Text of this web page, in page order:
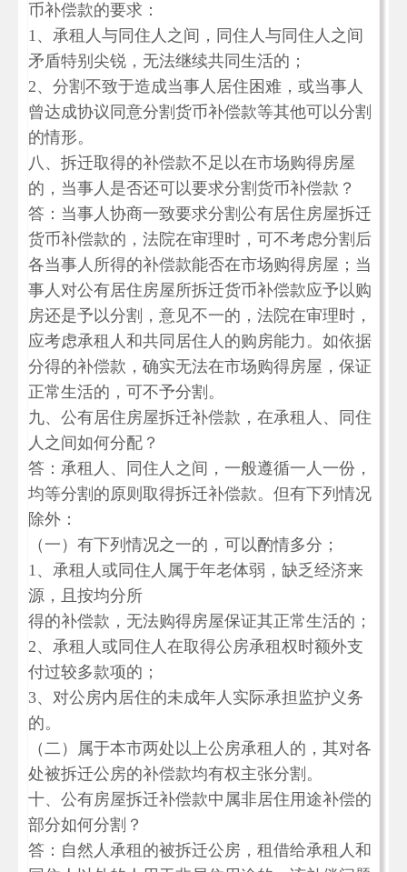
币补偿款的要求：
1、承租人与同住人之间，同住人与同住人之间
矛盾特别尖锐，无法继续共同生活的；
2、分割不致于造成当事人居住困难，或当事人
曾达成协议同意分割货币补偿款等其他可以分割
的情形。
八、拆迁取得的补偿款不足以在市场购得房屋
的，当事人是否还可以要求分割货币补偿款？
答：当事人协商一致要求分割公有居住房屋拆迁
货币补偿款的，法院在审理时，可不考虑分割后
各当事人所得的补偿款能否在市场购得房屋；当
事人对公有居住房屋所拆迁货币补偿款应予以购
房还是予以分割，意见不一的，法院在审理时，
应考虑承租人和共同居住人的购房能力。如依据
分得的补偿款，确实无法在市场购得房屋，保证
正常生活的，可不予分割。
九、公有居住房屋拆迁补偿款，在承租人、同住
人之间如何分配？
答：承租人、同住人之间，一般遵循一人一份，
均等分割的原则取得拆迁补偿款。但有下列情况
除外：
（一）有下列情况之一的，可以酌情多分；
1、承租人或同住人属于年老体弱，缺乏经济来
源，且按均分所
得的补偿款，无法购得房屋保证其正常生活的；
2、承租人或同住人在取得公房承租权时额外支
付过较多款项的；
3、对公房内居住的未成年人实际承担监护义务
的。
（二）属于本市两处以上公房承租人的，其对各
处被拆迁公房的补偿款均有权主张分割。
十、公有房屋拆迁补偿款中属非居住用途补偿的
部分如何分割？
答：自然人承租的被拆迁公房，租借给承租人和